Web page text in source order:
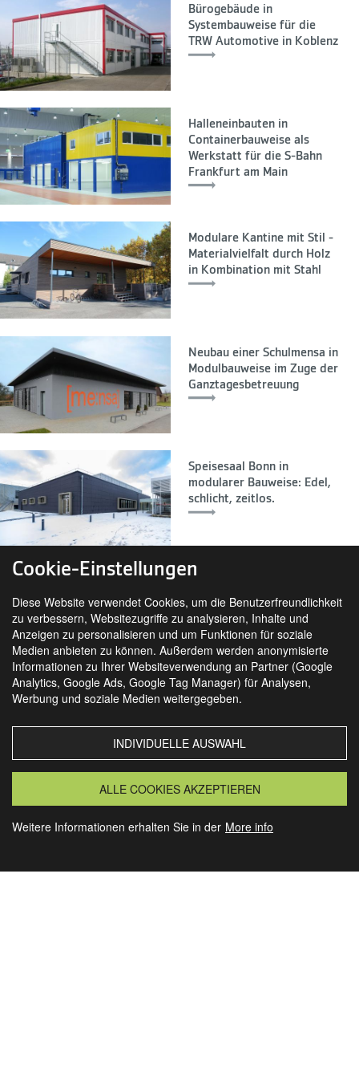
Bürogebäude in
Systembauweise für die
TRW Automotive in Koblenz
Halleneinbauten in
Containerbauweise als
Werkstatt für die S-Bahn
Frankfurt am Main
Modulare Kantine mit Stil -
Materialvielfalt durch Holz
in Kombination mit Stahl
Neubau einer Schulmensa in
Modulbauweise im Zuge der
Ganztagesbetreuung
Speisesaal Bonn in
modularer Bauweise: Edel,
schlicht, zeitlos.
SIE FINDEN UNS AUCH AUF
MORSBACH GRANSEE
Cookie-Einstellungen
Diese Website verwendet Cookies, um die Benutzerfreundlichkeit
zu verbessern, Websitezugriffe zu analysieren, Inhalte und
Anzeigen zu personalisieren und um Funktionen für soziale
Medien anbieten zu können. Außerdem werden anonymisierte
Informationen zu Ihrer Websiteverwendung an Partner (Google
Analytics, Google Ads, Google Tag Manager) für Analysen,
Werbung und soziale Medien weitergegeben.
INDIVIDUELLE AUSWAHL
ALLE COOKIES AKZEPTIEREN
Weitere Informationen erhalten Sie in der More info